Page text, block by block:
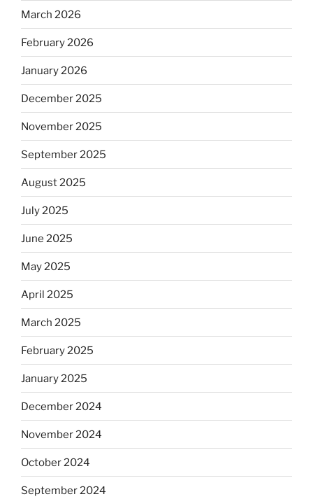
March 2026
February 2026
January 2026
December 2025
November 2025
September 2025
August 2025
July 2025
June 2025
May 2025
April 2025
March 2025
February 2025
January 2025
December 2024
November 2024
October 2024
September 2024